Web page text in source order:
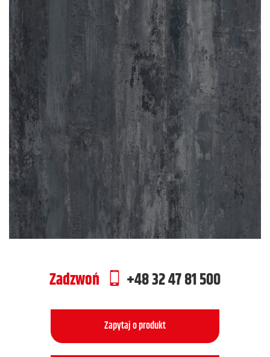
Zadzwoń +48 32 47 81 500
Zapytaj o produkt